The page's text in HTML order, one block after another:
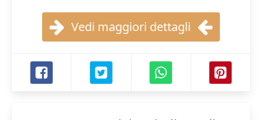
Vedi maggiori dettagli